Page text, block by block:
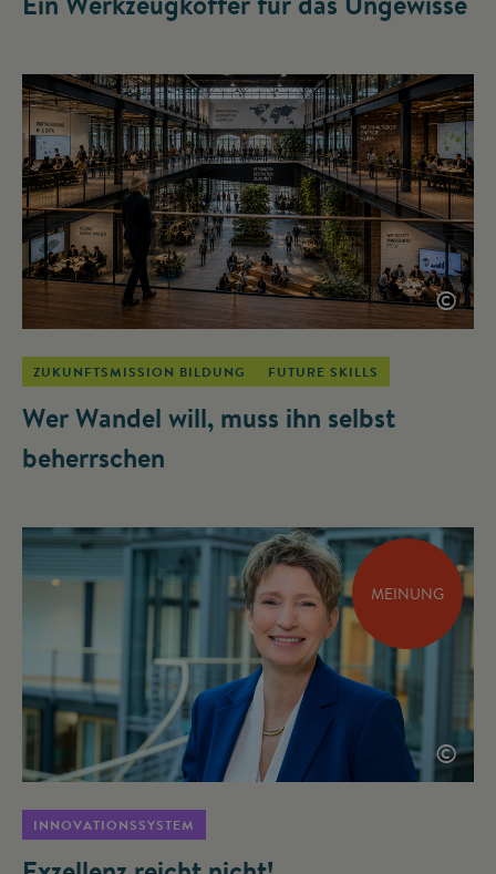
©
ZUKUNFTSMISSION BILDUNG FUTURE SKILLS
Wer Wandel will, muss ihn selbst
beherrschen
MEINUNG
©
INNOVATIONSSYSTEM